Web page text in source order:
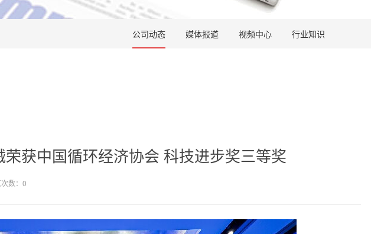
公司动态 媒体报道 视频中心 行业知识
获中国循环经济协会 科技进步奖三等奖
数： 0